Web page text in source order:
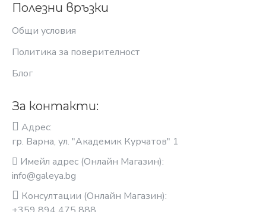
Полезни връзки
Общи условия
Политика за поверителност
Блог
За контакти:
Адрес:
гр. Варна, ул. "Академик Курчатов" 1
Имейл адрес (Онлайн Магазин):
info@galeya.bg
Консултации (Онлайн Магазин):